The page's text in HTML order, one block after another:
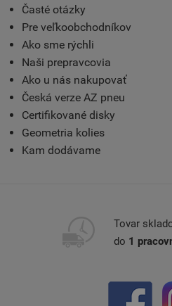
Časté otázky
Pre veľkoobchodníkov
Ako sme rýchli
Naši prepravcovia
Ako u nás nakupovať
Česká verze AZ pneu
Certifikované disky
Geometria kolies
Kam dodávame
Tovar
do 1